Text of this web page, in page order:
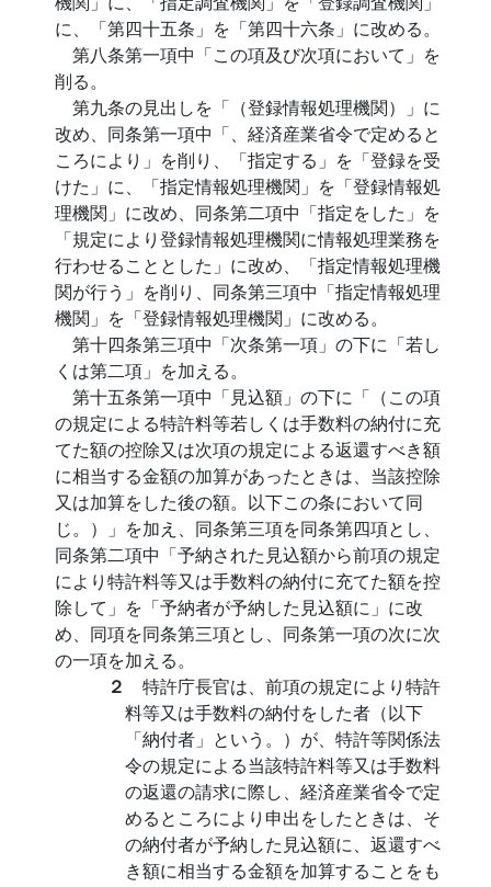
に、「第四十五条」を「第四十六条」に改める。
第八条第一項中「この項及び次項において」を
削る。
第九条の見出しを「（登録情報処理機関）」に
改め、同条第一項中「、経済産業省令で定めると
ころにより」を削り、「指定する」を「登録を受
けた」に、「指定情報処理機関」を「登録情報処
理機関」に改め、同条第二項中「指定をした」を
「規定により登録情報処理機関に情報処理業務を
行わせることとした」に改め、「指定情報処理機
関が行う」を削り、同条第三項中「指定情報処理
機関」を「登録情報処理機関」に改める。
第十四条第三項中「次条第一項」の下に「若し
くは第二項」を加える。
第十五条第一項中「見込額」の下に「（この項
の規定による特許料等若しくは手数料の納付に充
てた額の控除又は次項の規定による返還すべき額
に相当する金額の加算があったときは、当該控除
又は加算をした後の額。以下この条において同
じ。）」を加え、同条第三項を同条第四項とし、
同条第二項中「予納された見込額から前項の規定
により特許料等又は手数料の納付に充てた額を控
除して」を「予納者が予納した見込額に」に改
め、同項を同条第三項とし、同条第一項の次に次
の一項を加える。
２ 特許庁長官は、前項の規定により特許
料等又は手数料の納付をした者（以下
「納付者」という。）が、特許等関係法
令の規定による当該特許料等又は手数料
の返還の請求に際し、経済産業省令で定
めるところにより申出をしたときは、そ
の納付者が予納した見込額に、返還すべ
き額に相当する金額を加算することをも